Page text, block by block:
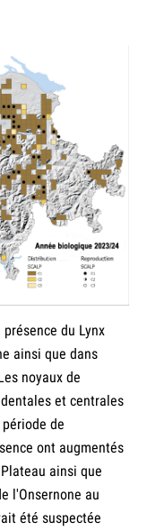
du Lynx
ainsi que dans
noyaux de
et centrales
de
ont augmentés
ainsi que
l'Onsernone au
été suspectée